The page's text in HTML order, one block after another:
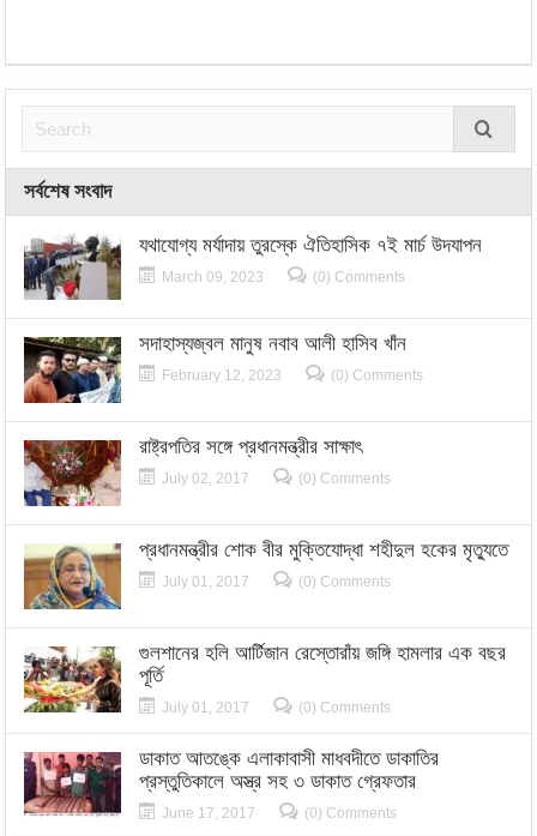
সর্বশেষ সংবাদ
যথাযোগ্য মর্যাদায় তুরস্কে ঐতিহাসিক ৭ই মার্চ উদযাপন
March 09, 2023 (0) Comments
সদাহাস্যজ্বল মানুষ নবাব আলী হাসিব খাঁন
February 12, 2023 (0) Comments
রাষ্ট্রপতির সঙ্গে প্রধানমন্ত্রীর সাক্ষাৎ
July 02, 2017 (0) Comments
প্রধানমন্ত্রীর শোক বীর মুক্তিযোদ্ধা শহীদুল হকের মৃত্যুতে
July 01, 2017 (0) Comments
গুলশানের হলি আর্টিজান রেস্তোরাঁয় জঙ্গি হামলার এক বছর
পূর্তি
July 01, 2017 (0) Comments
ডাকাত আতঙ্কে এলাকাবাসী মাধবদীতে ডাকাতির
প্রস্তুতিকালে অস্ত্র সহ ৩ ডাকাত গ্রেফতার
June 17, 2017 (0) Comments